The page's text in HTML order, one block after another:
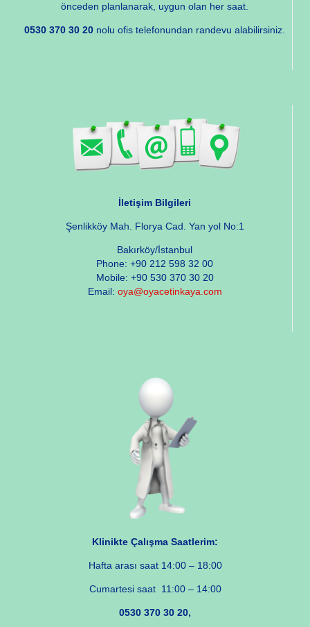
önceden planlanarak, uygun olan her saat.
0530 370 30 20 nolu ofis telefonundan randevu alabilirsiniz.
İletişim Bilgileri
Şenlikköy Mah. Florya Cad. Yan yol No:1
Bakırköy/İstanbul
Phone: +90 212 598 32 00
Mobile: +90 530 370 30 20
Email: oya@oyacetinkaya.com
Klinikte Çalışma Saatlerim:
Hafta arası saat 14:00 – 18:00
Cumartesi saat 11:00 – 14:00
0530 370 30 20,